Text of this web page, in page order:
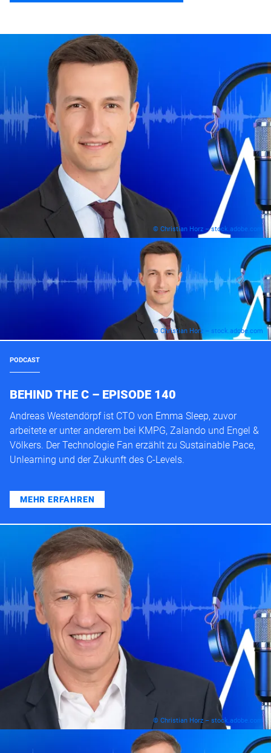
© Christian Horz – stock.adobe.com
© Christian Horz – stock.adobe.com
PODCAST
BEHIND THE C – EPISODE 140
Andreas Westendörpf ist CTO von Emma Sleep, zuvor
arbeitete er unter anderem bei KMPG, Zalando und Engel &
Völkers. Der Technologie Fan erzählt zu Sustainable Pace,
Unlearning und der Zukunft des C-Levels.
MEHR ERFAHREN
© Christian Horz – stock.adobe.com